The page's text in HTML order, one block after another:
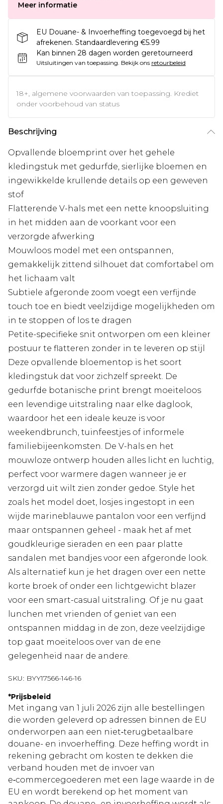
Meer informatie
EU Douane- & Invoerheffing toegevoegd bij het
afrekenen. Standaardlevering €5.99
Kan binnen 28 dagen worden geretourneerd
Uitsluitingen van toepassing. Bekijk ons retourbeleid
18+, algemene voorwaarden van toepassing. Krediet
onder voorbehoud van status
Beschrijving
Opvallende bloemprint over het gehele
kledingstuk met gedurfde, sierlijke bloemen en
ingewikkelde krullende details op een geweven
stof
Flatterende V-hals met een nette knoopsluiting
in het midden aan de voorkant voor een
verzorgde afwerking
Mouwloos model met een ontspannen,
gemakkelijk zittend silhouet dat comfortabel om
het lichaam valt
Subtiele afgeronde zoom voegt een verfijnde
touch toe en biedt veelzijdige mogelijkheden om
in te stoppen of los te dragen
Petite-specifieke snit ontworpen om een kleiner
postuur te flatteren zonder in te leveren op stijl
Deze opvallende bloementop is het soort
kledingstuk dat voor zichzelf spreekt. De
gedurfde botanische print brengt moeiteloos
een levendige uitstraling naar elke daglook,
waardoor het een ideale keuze is voor
weekendbrunch, tuinfeestjes of informele
familiebijeenkomsten. De V-hals en het
mouwloze ontwerp houden alles licht en luchtig,
perfect voor warmere dagen wanneer je er
verzorgd uit wilt zien zonder gedoe. Style het
zoals het model doet, losjes ingestopt in een
wijde marineblauwe pantalon voor een verfijnd
maar ontspannen geheel - maak het af met
goudkleurige sieraden en een paar platte
sandalen met bandjes voor een afgeronde look.
Als alternatief kun je het dragen over een nette
korte broek of onder een lichtgewicht blazer
voor een smart-casual uitstraling. Of je nu gaat
lunchen met vrienden of geniet van een
ontspannen middag in de zon, deze veelzijdige
top gaat moeiteloos over van de ene
gelegenheid naar de andere.
SKU: BYY17566-146-16
*Prijsbeleid
Met ingang van 1 juli 2026 zijn alle bestellingen
die worden geleverd op adressen binnen de EU
onderworpen aan een niet‑terugbetaalbare
douane- en invoerheffing. Deze heffing wordt in
rekening gebracht om kosten te dekken die
verband houden met de invoer van
e‑commercegoederen met een lage waarde in de
EU en wordt berekend op het moment van